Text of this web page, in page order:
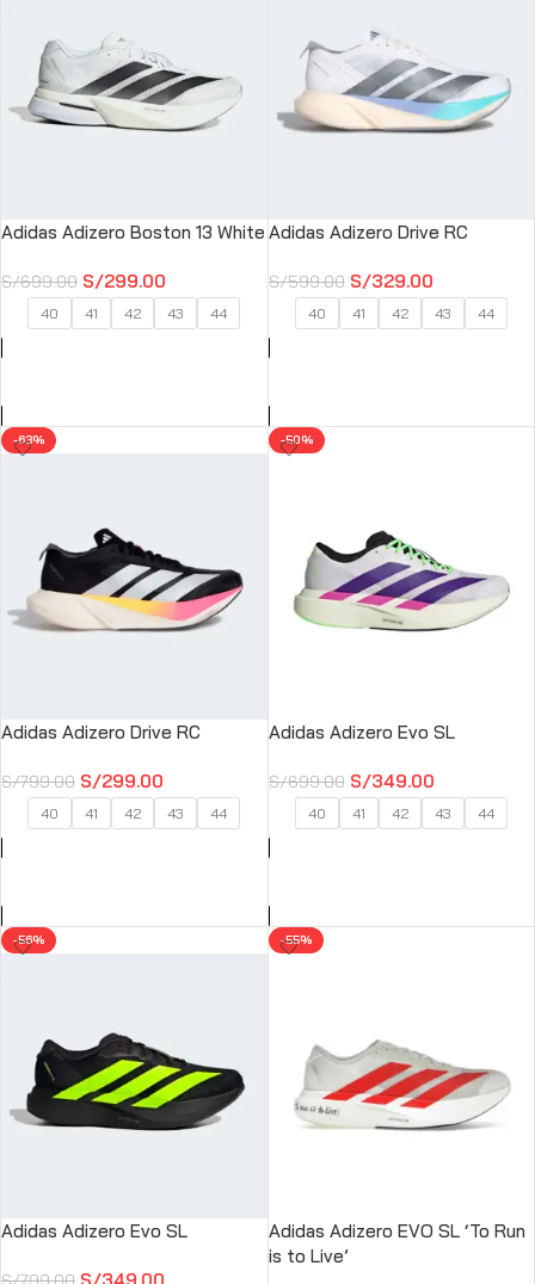
Adidas Adizero Boston 13 White
S/699.00 S/299.00
40 41 42 43 44
Adidas Adizero Drive RC
S/599.00 S/329.00
40 41 42 43 44
-63%
Adidas Adizero Drive RC
S/799.00 S/299.00
40 41 42 43 44
-50%
Adidas Adizero Evo SL
S/699.00 S/349.00
40 41 42 43 44
-56%
Adidas Adizero Evo SL
S/799.00
-55%
Adidas Adizero EVO SL ‘To Run
is to Live’